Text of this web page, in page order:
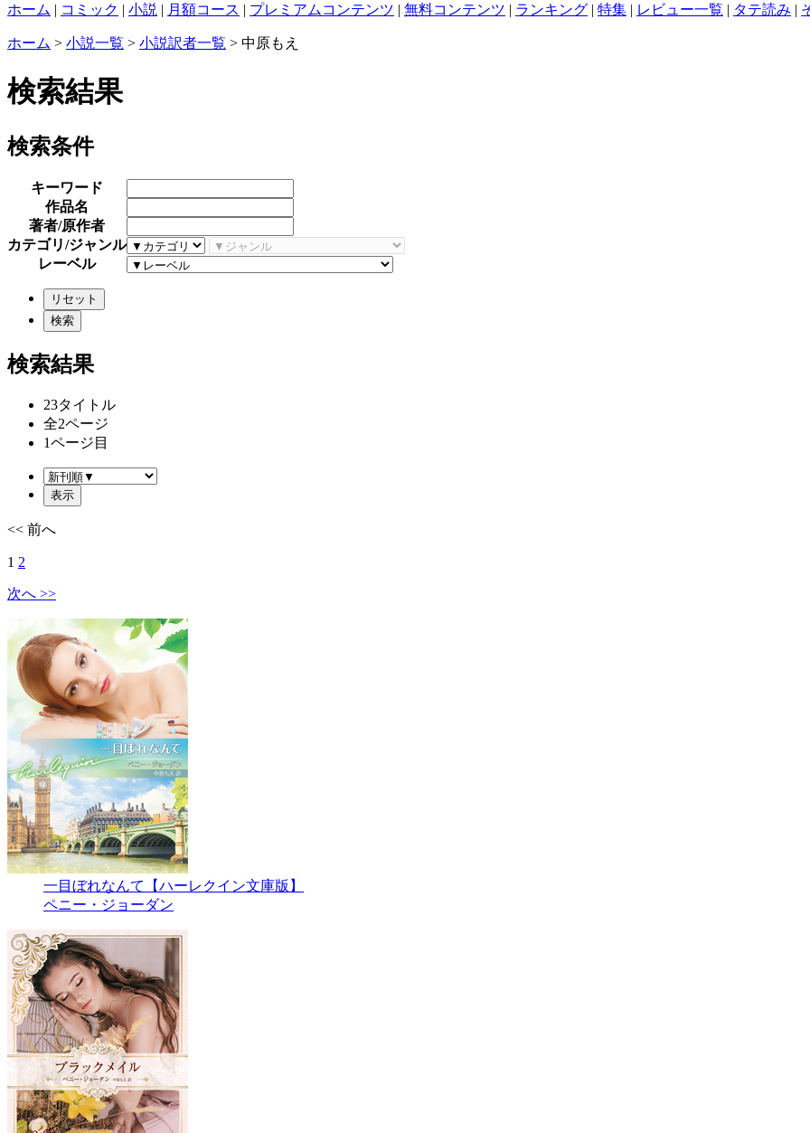
ホーム | コミック | 小説 | 月額コース | プレミアムコンテンツ | 無料コンテンツ | ランキング | 特集 | レビュー一覧 | タテ読み |
ホーム > 小説一覧 > 小説訳者一覧 > 中原もえ
検索結果
検索条件
キーワード
作品名
著者/原作者
カテゴリ/ジャンル
レーベル
検索結果
23タイトル
全2ページ
1ページ目
<< 前へ
1 2
次へ >>
一目ぼれなんて【ハーレクイン文庫版】
ペニー・ジョーダン